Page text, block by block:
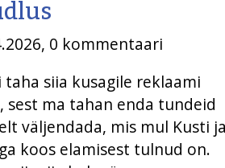
0 kommentaari
taha siia kusagile reklaami
sest ma tahan enda tundeid
väljendada, mis mul Kusti
koos elamisest tulnud on.